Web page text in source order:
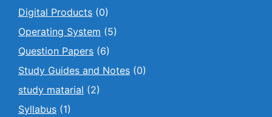
Digital Products (0)
Operating System (5)
Question Papers (6)
Study Guides and Notes (0)
study matarial (2)
Syllabus (1)